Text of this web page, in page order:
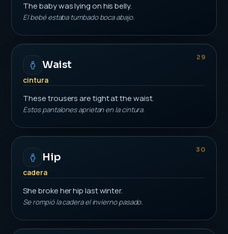
The baby was lying on his belly.
El bebé estaba tumbado boca abajo.
29
Waist
cintura
These trousers are tight at the waist.
Estos pantalones aprietan en la cintura.
30
Hip
cadera
She broke her hip last winter.
Se rompió la cadera el invierno pasado.